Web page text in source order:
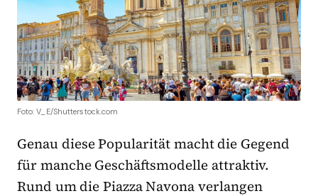
Foto: V_E/Shutterstock.com
Genau diese Popularität macht die Gegend
für manche Geschäftsmodelle attraktiv.
Rund um die Piazza Navona verlangen